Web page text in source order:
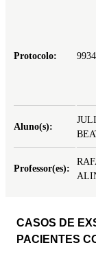
Protocolo: 9934
Aluno(s):
Professor(es):
CASOS DE
PACIENTES